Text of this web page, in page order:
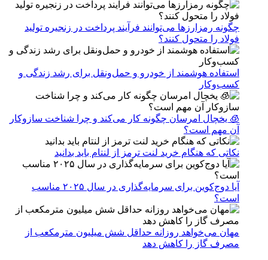
چگونه رمزارزها می‌توانند فرآیند پرداخت در زنجیره تولید
فولاد را متحول کنند؟
استفاده هوشمند از خودرو و حمل‌ونقل برای رشد زندگی و
کسب‌وکار
🧊 یخچال امرسان چگونه کار می‌کند و چرا شناخت سازوکار
آن مهم است؟
نکاتی که هنگام خرید لنت ترمز از لنتام باید بدانید
آیا دوج‌کوین برای سرمایه‌گذاری در سال ۲۰۲۵ مناسب
است؟
مهان می‌خواهد روزانه حداقل شش میلیون مترمکعب از
مصرف گاز را کاهش دهد